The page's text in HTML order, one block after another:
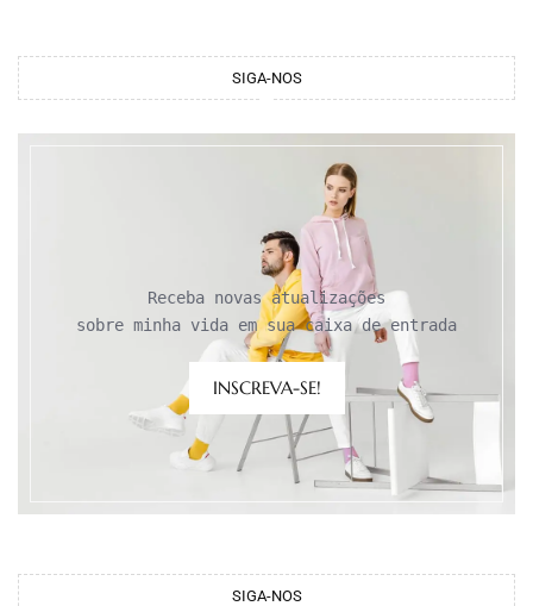
SIGA-NOS
Receba novas atualizações
sobre minha vida em sua caixa de entrada
INSCREVA-SE!
SIGA-NOS